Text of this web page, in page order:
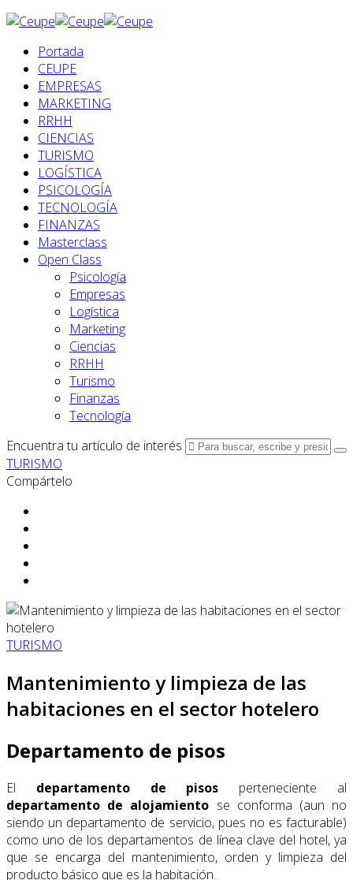
Portada
CEUPE
EMPRESAS
MARKETING
RRHH
CIENCIAS
TURISMO
LOGÍSTICA
PSICOLOGÍA
TECNOLOGÍA
FINANZAS
Masterclass
Open Class
Psicología
Empresas
Logística
Marketing
Ciencias
RRHH
Turismo
Finanzas
Tecnología
Encuentra tu artículo de interés
TURISMO
Compártelo
TURISMO
Mantenimiento y limpieza de las
habitaciones en el sector hotelero
Departamento de pisos
El departamento de pisos perteneciente al
departamento de alojamiento se conforma (aun no
siendo un departamento de servicio, pues no es facturable)
como uno de los departamentos de línea clave del hotel, ya
que se encarga del mantenimiento, orden y limpieza del
producto básico que es la habitación.